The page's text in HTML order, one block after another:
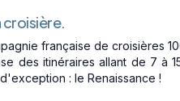
croisière.
française de croisières
des itinéraires allant de 7 à
: le Renaissance !